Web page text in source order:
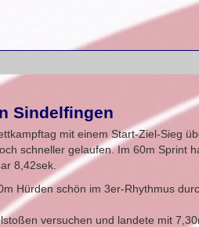
Sindelfingen
mit einem Start-Ziel-Sieg
schneller gelaufen. Im 60m Sprint
8,42sek.
Hürden schön im 3er-Rhythmus
versuchen und landete mit